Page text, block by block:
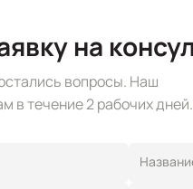
на
вопросы. Наш
в течение 2 рабочих дней.